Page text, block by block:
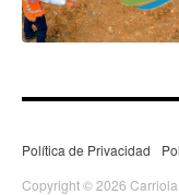
Política de Privacidad
Copyright © 2026